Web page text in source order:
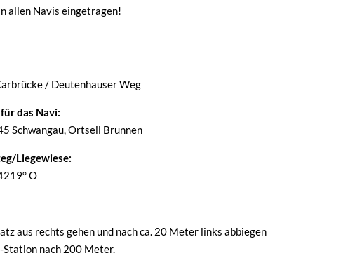
allen Navis eingetragen!
/ Deutenhauser Weg
das Navi:
Schwangau, Ortseil Brunnen
Liegewiese:
O
aus rechts gehen und nach ca. 20 Meter links abbiegen
Station nach 200 Meter.